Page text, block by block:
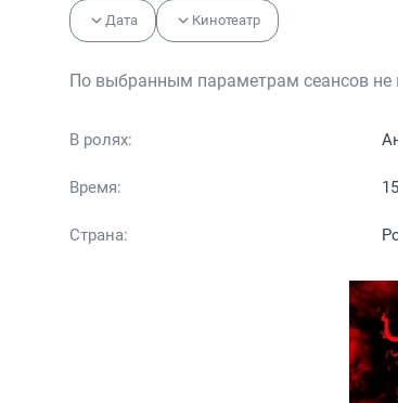
Дата Кинотеатр
По выбранным параметрам сеансов не
В ролях:
Время:
Страна: